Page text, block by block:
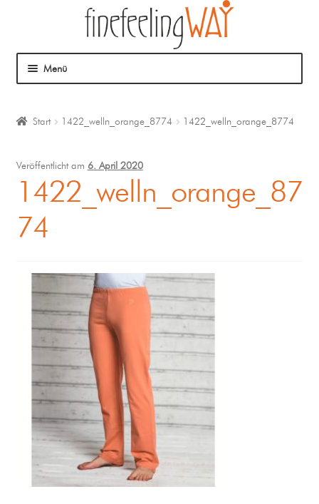
Menü
Coaching
Klangmassage
Start 1422_welln_orange_8774 1422_welln_orange_8774
Veröffentlicht am 6. April 2020
1422_welln_orange_87
74